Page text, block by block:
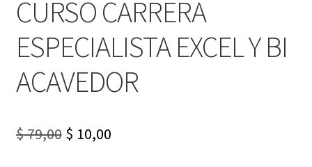
CURSO CARRERA
ESPECIALISTA EXCEL Y BI
ACAVEDOR
$79,00 Original
$ 10,00Current